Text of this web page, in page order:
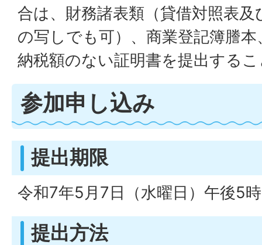
合は、財務諸表類（貸借対照表
の写しでも可）、商業登記簿謄
納税額のない証明書を提出する
参加申し込み
提出期限
令和7年5月7日（水曜日）午後5
提出方法